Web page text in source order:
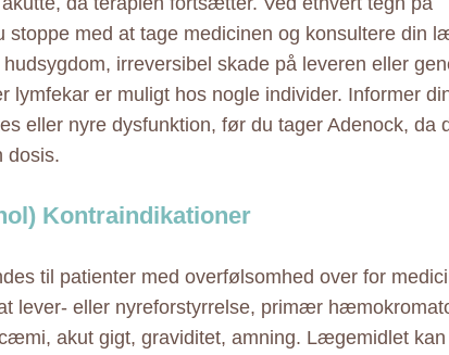
stoppe med at tage medicinen og konsultere din
irreversibel skade på leveren eller
lymfekar er muligt hos nogle individer. Informer
eller nyre dysfunktion, før du tager Adenock, da
dosis.
Kontraindikationer
til patienter med overfølsomhed over for
lever- eller nyreforstyrrelse, primær
akut gigt, graviditet, amning. Lægemidlet